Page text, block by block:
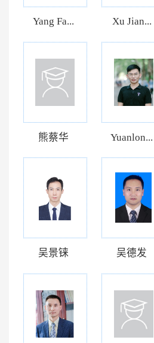
Yang Fa... Xu Jian...
熊蔡华 Yuanlon...
吴景铼 吴德发